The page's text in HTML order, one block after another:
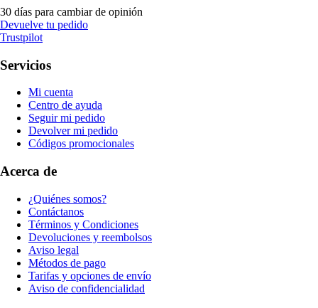
30 días para cambiar de opinión
Devuelve tu pedido
Trustpilot
Servicios
Mi cuenta
Centro de ayuda
Seguir mi pedido
Devolver mi pedido
Códigos promocionales
Acerca de
¿Quiénes somos?
Contáctanos
Términos y Condiciones
Devoluciones y reembolsos
Aviso legal
Métodos de pago
Tarifas y opciones de envío
Aviso de confidencialidad